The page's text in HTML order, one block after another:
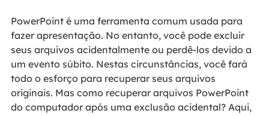
PowerPoint é uma ferramenta comum usada para
fazer apresentação. No entanto, você pode excluir
seus arquivos acidentalmente ou perdê-los devido a
um evento súbito. Nestas circunstâncias, você fará
todo o esforço para recuperar seus arquivos
originais. Mas como recuperar arquivos PowerPoint
do computador após uma exclusão acidental? Aqui,